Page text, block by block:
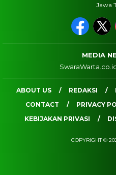
Jawa
MEDIA
ABOUT US REDAKSI
CONTACT
PRIVACY
KEBIJAKAN PRIVASI
COPYRIGHT ©